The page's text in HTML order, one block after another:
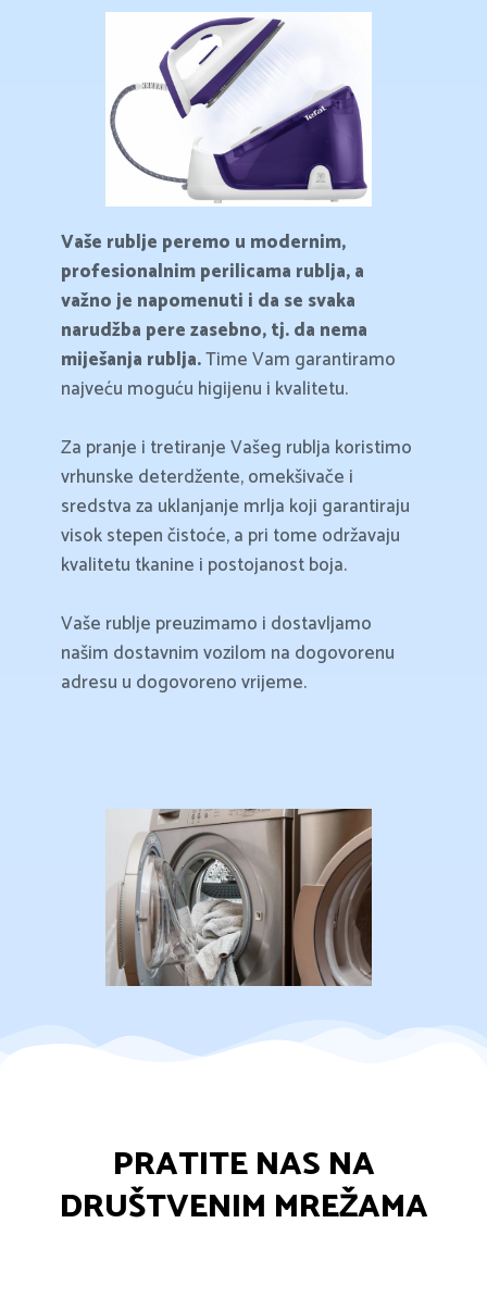
Vaše rublje peremo u modernim,
profesionalnim perilicama rublja, a
važno je napomenuti i da se svaka
narudžba pere zasebno, tj. da nema
miješanja rublja.Time Vam garantiramo
najveću moguću higijenu i kvalitetu.
Za pranje i tretiranje Vašeg rublja koristimo
vrhunske deterdžente, omekšivače i
sredstva za uklanjanje mrlja koji garantiraju
visok stepen čistoće, a pri tome održavaju
kvalitetu tkanine i postojanost boja.
Vaše rublje preuzimamo i dostavljamo
našim dostavnim vozilom na dogovorenu
adresu u dogovoreno vrijeme.
PRATITE NAS NA
DRUŠTVENIM MREŽAMA